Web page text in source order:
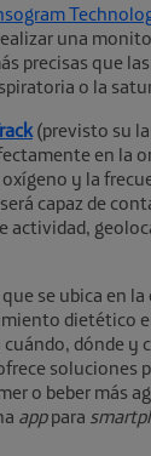
una
precisas que
o la
(previsto su
en la
y la
capaz de
actividad,
se ubica en
dietético
dónde y
soluciones
o beber más
apppara